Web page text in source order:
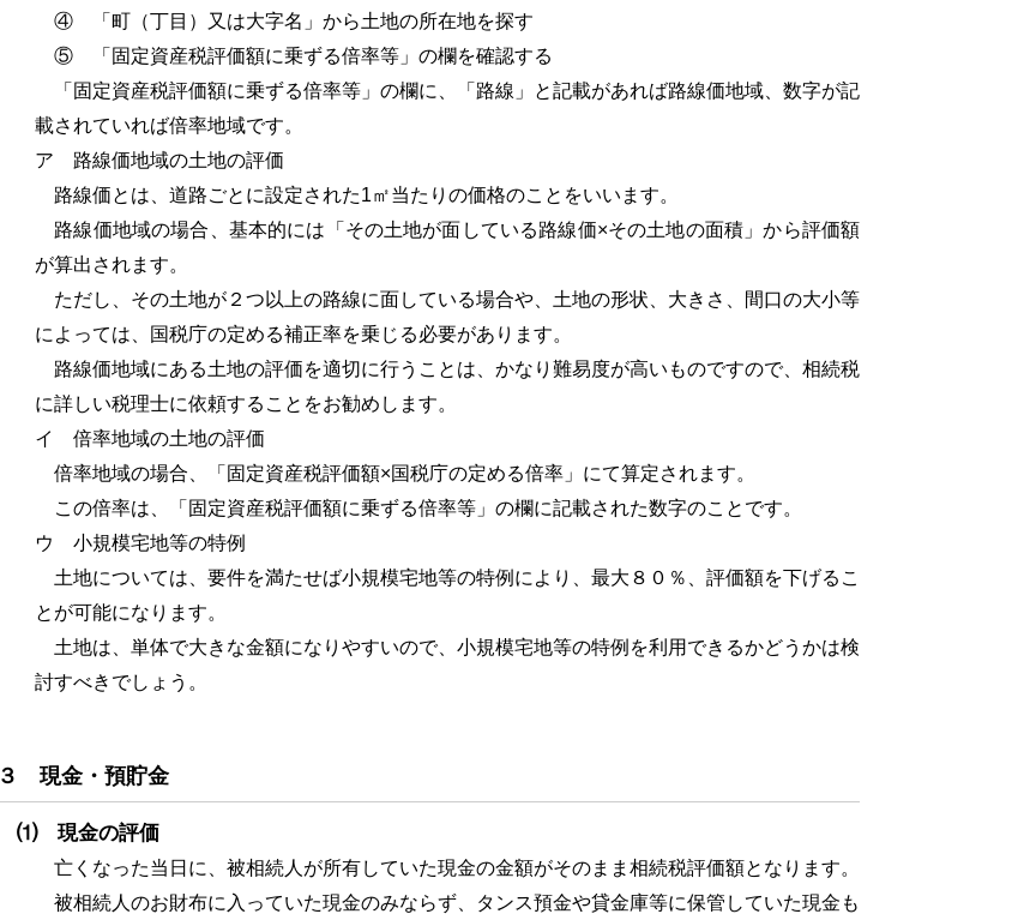
④ 「町（丁目）又は大字名」から土地の所在地を探す
⑤ 「固定資産税評価額に乗ずる倍率等」の欄を確認する
「固定資産税評価額に乗ずる倍率等」の欄に、「路線」と記載があれば路線価地域、数字が記
載されていれば倍率地域です。
ア 路線価地域の土地の評価
路線価とは、道路ごとに設定された1㎡当たりの価格のことをいいます。
路線価地域の場合、基本的には「その土地が面している路線価×その土地の面積」から評価額
が算出されます。
ただし、その土地が２つ以上の路線に面している場合や、土地の形状、大きさ、間口の大小等
によっては、国税庁の定める補正率を乗じる必要があります。
路線価地域にある土地の評価を適切に行うことは、かなり難易度が高いものですので、相続税
に詳しい税理士に依頼することをお勧めします。
イ 倍率地域の土地の評価
倍率地域の場合、「固定資産税評価額×国税庁の定める倍率」にて算定されます。
この倍率は、「固定資産税評価額に乗ずる倍率等」の欄に記載された数字のことです。
ウ 小規模宅地等の特例
土地については、要件を満たせば小規模宅地等の特例により、最大８０％、評価額を下げるこ
とが可能になります。
土地は、単体で大きな金額になりやすいので、小規模宅地等の特例を利用できるかどうかは検
討すべきでしょう。
３ 現金・預貯金
⑴ 現金の評価
亡くなった当日に、被相続人が所有していた現金の金額がそのまま相続税評価額となります。
被相続人のお財布に入っていた現金のみならず、タンス預金や貸金庫等に保管していた現金も